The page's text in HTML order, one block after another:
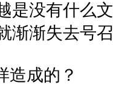
是没有什么
渐渐失去
成的？